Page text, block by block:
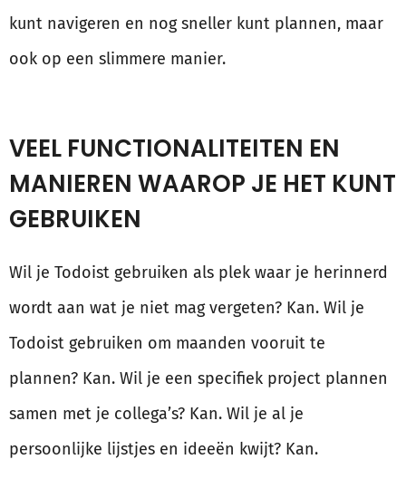
kunt navigeren en nog sneller kunt plannen, maar
ook op een slimmere manier.
VEEL FUNCTIONALITEITEN EN
MANIEREN WAAROP JE HET KUNT
GEBRUIKEN
Wil je Todoist gebruiken als plek waar je herinnerd
wordt aan wat je niet mag vergeten? Kan. Wil je
Todoist gebruiken om maanden vooruit te
plannen? Kan. Wil je een specifiek project plannen
samen met je collega’s? Kan. Wil je al je
persoonlijke lijstjes en ideeën kwijt? Kan.